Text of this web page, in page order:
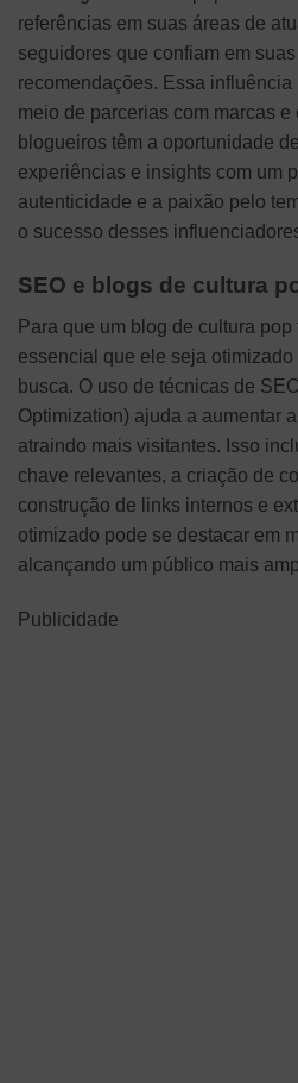
referências em suas áreas de
seguidores que confiam em
recomendações. Essa
meio de parcerias com marcas e
blogueiros têm a oportunidade
experiências e insights com um
autenticidade e a paixão pelo
o sucesso desses
SEO e blogs de cultura
Para que um blog de cultura
essencial que ele seja
busca. O uso de técnicas de
Optimization) ajuda a aumentar
atraindo mais visitantes. Isso
chave relevantes, a criação de
construção de links internos e
otimizado pode se destacar em
alcançando um público mais
Publicidade